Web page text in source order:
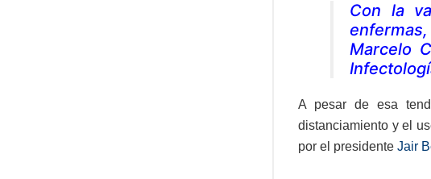
Con la
Marcelo
A pesar de esa
distanciamiento y el
por el presidente Jair